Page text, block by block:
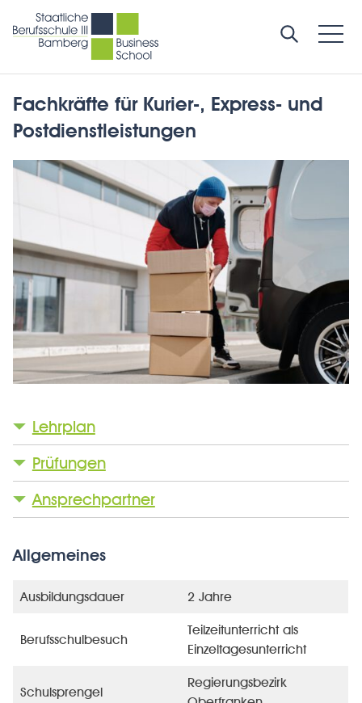
Fachkräfte für Kurier-, Express- und
Postdienstleistungen
Lehrplan
Prüfungen
Ansprechpartner
Allgemeines
Ausbildungsdauer 2 Jahre
Berufsschulbesuch
Teilzeitunterricht als
Einzeltagesunterricht
Schulsprengel
Regierungsbezirk